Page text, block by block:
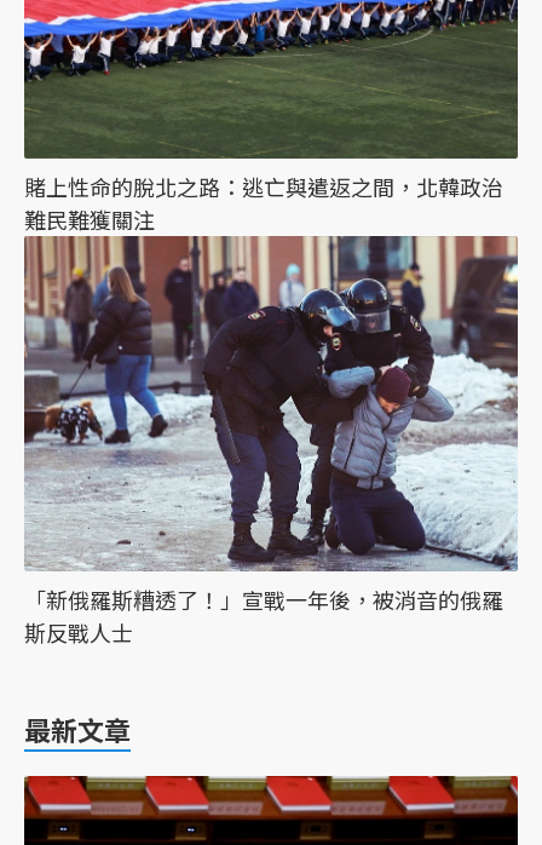
賭上性命的脫北之路：逃亡與遣返之間，北韓政治
難民難獲關注
「新俄羅斯糟透了！」宣戰一年後，被消音的俄羅
斯反戰人士
最新文章